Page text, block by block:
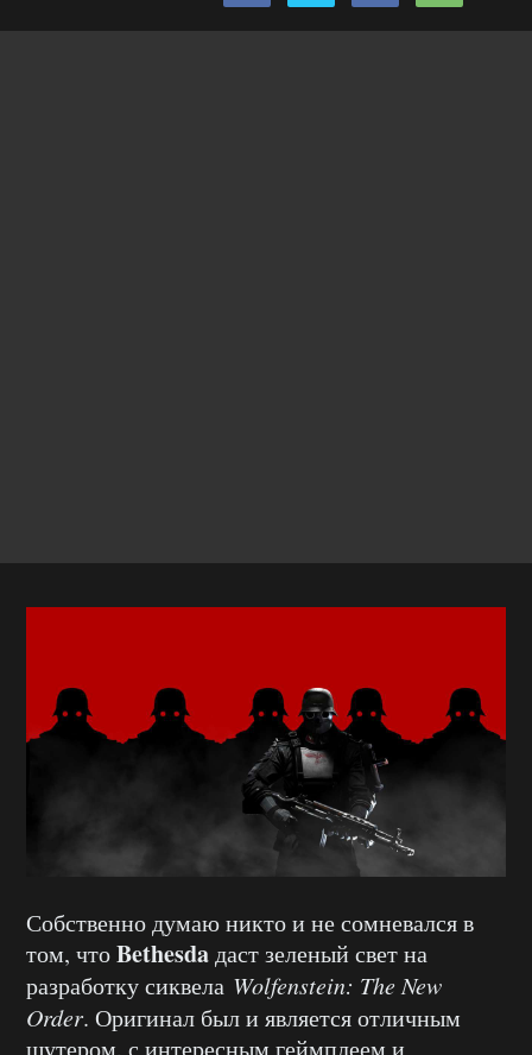
Собственно думаю никто и не сомневался в
том, чтоBethesdaдаст зеленый свет на
разработку сиквела Wolfenstein: The New
Order. Оригинал был и является отличным